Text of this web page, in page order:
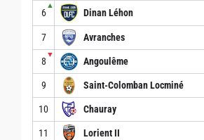
6
▲
Dinan Léhon
7 Avranches
8
▼
Angoulême
9 Saint-Colomban Locminé
10 Chauray
11 Lorient II